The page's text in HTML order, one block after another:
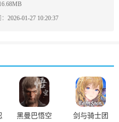
：2026-01-27 10:20:37
黑曼巴悟空 剑与骑士团